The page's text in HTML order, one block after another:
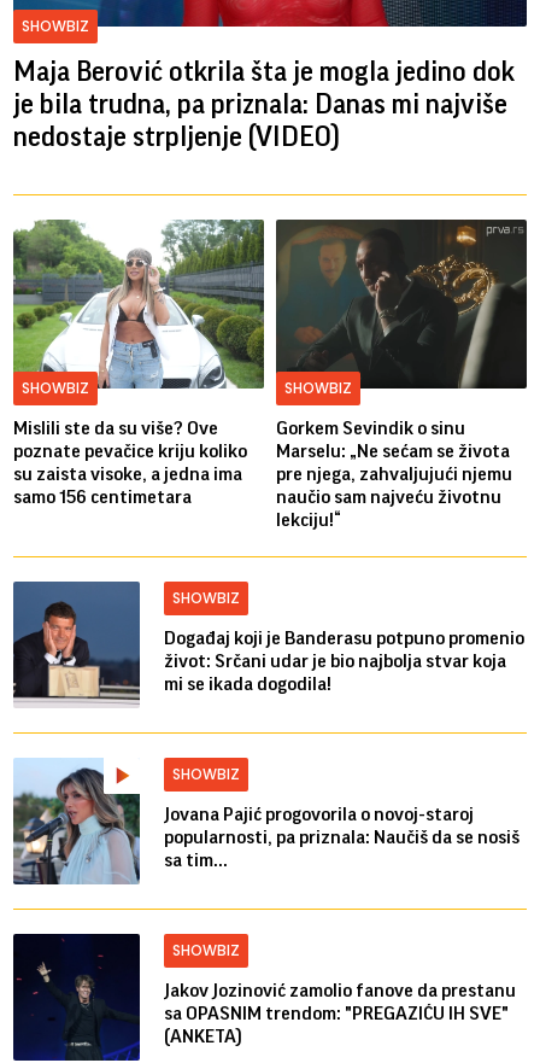
SHOWBIZ
Maja Berović otkrila šta je mogla jedino dok
je bila trudna, pa priznala: Danas mi najviše
nedostaje strpljenje (VIDEO)
SHOWBIZ
Mislili ste da su više? Ove
poznate pevačice kriju koliko
su zaista visoke, a jedna ima
samo 156 centimetara
SHOWBIZ
Gorkem Sevindik o sinu
Marselu: „Ne sećam se života
pre njega, zahvaljujući njemu
naučio sam najveću životnu
lekciju!“
SHOWBIZ
Događaj koji je Banderasu potpuno promenio
život: Srčani udar je bio najbolja stvar koja
mi se ikada dogodila!
SHOWBIZ
Jovana Pajić progovorila o novoj-staroj
popularnosti, pa priznala: Naučiš da se nosiš
sa tim...
SHOWBIZ
Jakov Jozinović zamolio fanove da prestanu
sa OPASNIM trendom: "PREGAZIĆU IH SVE"
(ANKETA)